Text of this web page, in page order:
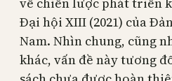
Đại hội XIII (2021) của
Nam. Nhìn chung, cũng
khác, vấn đề này tương